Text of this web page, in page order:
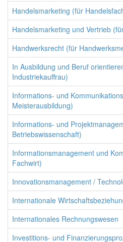
Handelsmarketing (für
Handelsmarketing und Vertrieb
Handwerksrecht (für
In Ausbildung und Beruf
Industriekauffrau)
Informations- und
Meisterausbildung)
Informations- und
Betriebswissenschaft)
Informationsmanagement und
Fachwirt)
Innovationsmanagement /
Internationale
Internationales Rechnungswesen
Investitions- und